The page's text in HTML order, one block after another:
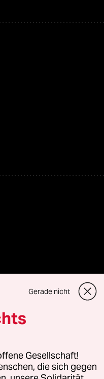
GmbH
oder für Genehmigungen
Gerade nicht
Gesellschaft!
die sich gegen